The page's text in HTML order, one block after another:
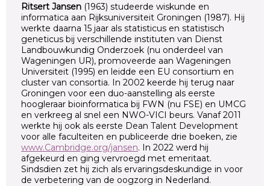
Ritsert Jansen (1963) studeerde wiskunde en
informatica aan Rijksuniversiteit Groningen (1987). Hij
werkte daarna 15 jaar als statisticus en statistisch
geneticus bij verschillende instituten van Dienst
Landbouwkundig Onderzoek (nu onderdeel van
Wageningen UR), promoveerde aan Wageningen
Universiteit (1995) en leidde een EU consortium en
cluster van consortia. In 2002 keerde hij terug naar
Groningen voor een duo-aanstelling als eerste
hoogleraar bioinformatica bij FWN (nu FSE) en UMCG
en verkreeg al snel een NWO-VICI beurs. Vanaf 2011
werkte hij ook als eerste Dean Talent Development
voor alle faculteiten en publiceerde drie boeken, zie
www.Cambridge.org/jansen. In 2022 werd hij
afgekeurd en ging vervroegd met emeritaat.
Sindsdien zet hij zich als ervaringsdeskundige in voor
de verbetering van de oogzorg in Nederland.